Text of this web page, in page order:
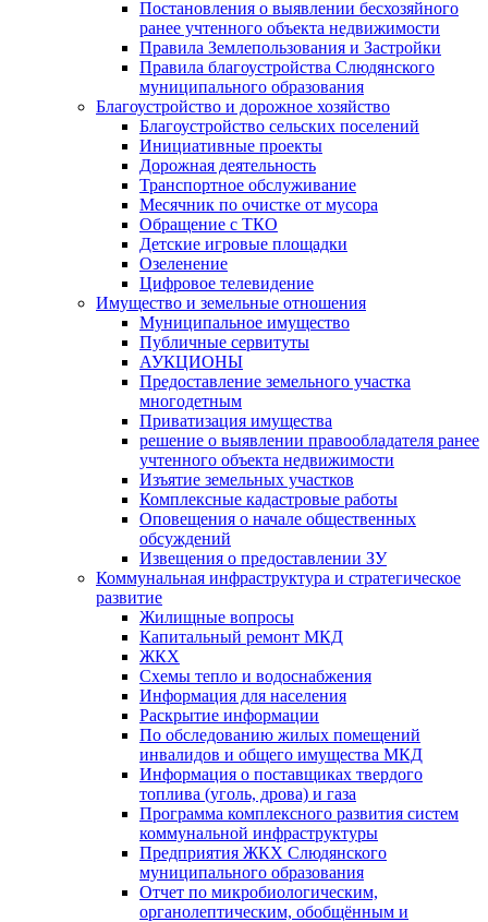
Постановления о выявлении бесхозяйного
ранее учтенного объекта недвижимости
Правила Землепользования и Застройки
Правила благоустройства Слюдянского
муниципального образования
Благоустройство и дорожное хозяйство
Благоустройство сельских поселений
Инициативные проекты
Дорожная деятельность
Транспортное обслуживание
Месячник по очистке от мусора
Обращение с ТКО
Детские игровые площадки
Озеленение
Цифровое телевидение
Имущество и земельные отношения
Муниципальное имущество
Публичные сервитуты
АУКЦИОНЫ
Предоставление земельного участка
многодетным
Приватизация имущества
решение о выявлении правообладателя ранее
учтенного объекта недвижимости
Изъятие земельных участков
Комплексные кадастровые работы
Оповещения о начале общественных
обсуждений
Извещения о предоставлении ЗУ
Коммунальная инфраструктура и стратегическое
развитие
Жилищные вопросы
Капитальный ремонт МКД
ЖКХ
Схемы тепло и водоснабжения
Информация для населения
Раскрытие информации
По обследованию жилых помещений
инвалидов и общего имущества МКД
Информация о поставщиках твердого
топлива (уголь, дрова) и газа
Программа комплексного развития систем
коммунальной инфраструктуры
Предприятия ЖКХ Слюдянского
муниципального образования
Отчет по микробиологическим,
органолептическим, обобщённым и